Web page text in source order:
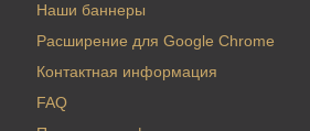
Наши баннеры
Расширение для Google Chrome
Контактная информация
FAQ